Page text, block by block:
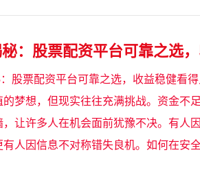
：股票配资平台可靠之选，
股票配资平台可靠之选，收益稳健看
的梦想，但现实往往充满挑战。资金
让许多人在机会面前犹豫不决。有人
人因信息不对称错失良机。如何在安